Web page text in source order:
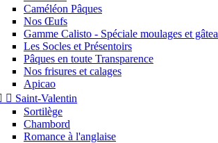
Caméléon Pâques
Nos Œufs
Gamme Calisto - Spéciale moulages et
Les Socles et Présentoirs
Pâques en toute Transparence
Nos frisures et calages
Apicao
 Saint-Valentin
Sortilège
Chambord
Romance à l'anglaise